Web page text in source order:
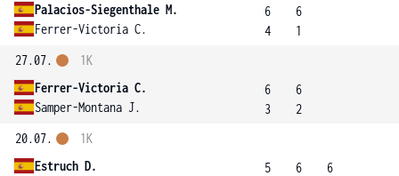
Palacios-Siegenthale M.
Ferrer-Victoria C.
6
4
6
1
27.07.
Ferrer-Victoria C.
Samper-Montana J.
1K
6
3
6
2
20.07.
Estruch D.
1K
5
6
6